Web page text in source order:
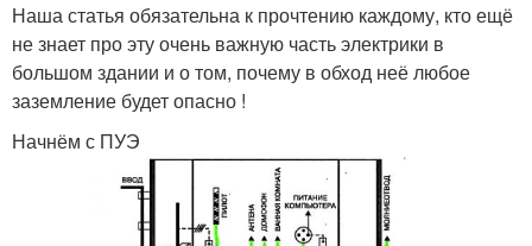
Наша статья обязательна к прочтению каждому, кто ещё
не знает про эту очень важную часть электрики в
большом здании и о том, почему в обход неё любое
заземление будет опасно !
Начнём с ПУЭ